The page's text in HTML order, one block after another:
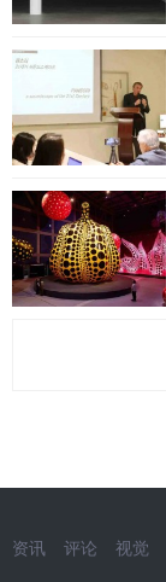
资讯 评论 视觉